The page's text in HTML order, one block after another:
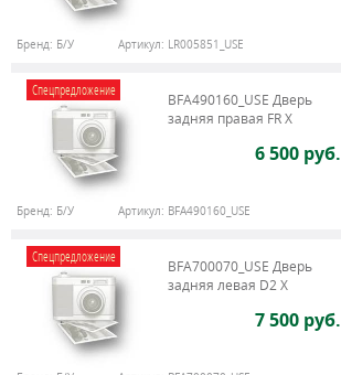
Бренд: Б/У Артикул: LR005851_USE
Спецпредложение
BFA490160_USE Дверь
задняя правая FR X
6 500 руб.
Бренд: Б/У Артикул: BFA490160_USE
Спецпредложение
BFA700070_USE Дверь
задняя левая D2 X
7 500 руб.